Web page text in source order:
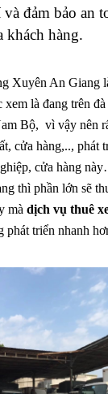
đảm bảo an
khách hàng.
Xuyên An Giang
là đang trên đà
Bộ, vì vậy nên
cửa hàng,.., phát
cửa hàng
thì phần lớn sẽ
mà dịch vụ thuê
phát triển nhanh